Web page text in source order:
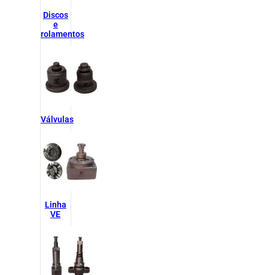
Discos
e
rolamentos
Válvulas
Linha
VE